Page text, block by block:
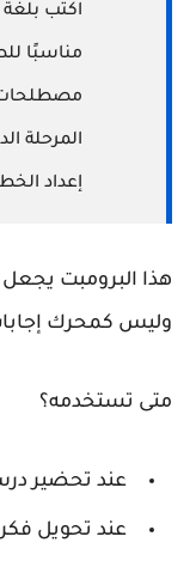
اكتب
مناسبًا
مصطلحات
المرحلة
إعداد
هذا البرومبت
وليس كمحرك
متى تستخدمه؟
عند تحضير
عند تحويل